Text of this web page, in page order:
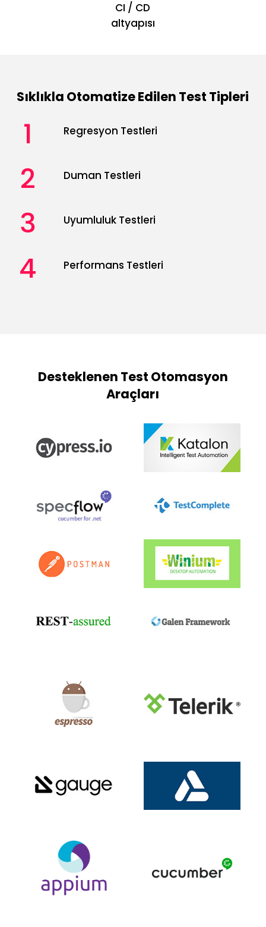
CI / CD
altyapısı
Sıklıkla Otomatize Edilen Test Tipleri
1 Regresyon Testleri
2 Duman Testleri
3 Uyumluluk Testleri
4 Performans Testleri
Desteklenen Test Otomasyon
Araçları